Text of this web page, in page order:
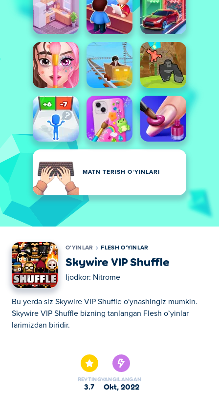
MATN TERISH OʻYINLARI
OʻYINLAR FLESH OʻYINLAR
Skywire VIP Shuffle
Ijodkor: Nitrome
Bu yerda siz Skywire VIP Shuffle o'ynashingiz mumkin.
Skywire VIP Shuffle bizning tanlangan Flesh oʻyinlar
larimizdan biridir.
REYTING
3.7
YANGILANGAN
okt, 2022